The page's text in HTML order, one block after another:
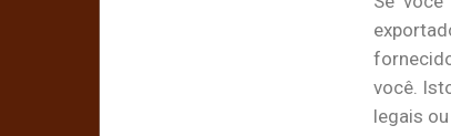
você.
legais